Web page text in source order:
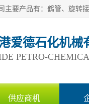
爱德石化机械
PETRO-
供应商机